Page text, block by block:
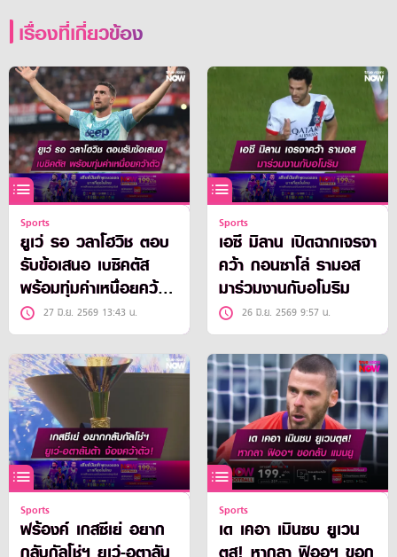
เรื่องที่เกี่ยวข้อง
Sports
ยูเว่ รอ วลาโฮวิช ตอบ
รับข้อเสนอ เบซิคตัส
พร้อมทุ่มค่าเหนื่อยคว้า
ตัว 27 มิ.ย. 2569 13:43 น.
Sports
เอซี มิลาน เปิดฉากเจรจา
คว้า กอนซาโล่ รามอส
มาร่วมงานกับอโมริม
26 มิ.ย. 2569 9:57 น.
Sports
ฟร้องค์ เกสซีเย่ อยาก
Sports
เด เคอา เมินซบ ยูเวน